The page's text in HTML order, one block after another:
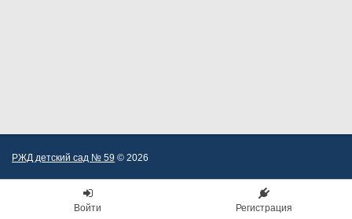
РЖД детский сад № 59 © 2026
Войти Регистрация